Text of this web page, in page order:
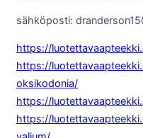
sähköposti:
https://
https://
oksikodonia/
https://
https://